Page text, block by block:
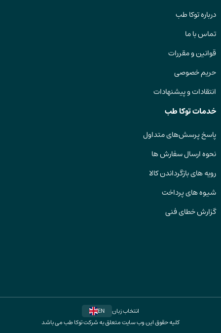
درباره توکا طب
تماس با ما
قوانین و مقررات
حریم خصوصی
انتقادات و پیشنهادات
خدمات توکا طب
پاسخ پرسش‌های متداول
نحوه ارسال سفارش ها
رویه های بازگرداندن کالا
شیوه های پرداخت
گزارش خطای فنی
انتخاب زبان
EN
کلیه حقوق این وب سایت متعلق به شرکت توکا طب می باشد